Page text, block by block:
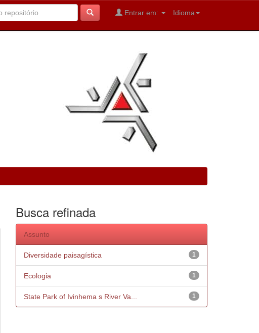
Idioma
Entrar em:
Busca refinada
Assunto
1
Diversidade paisagística
1
Ecologia
1
State Park of Ivinhema s River Va...